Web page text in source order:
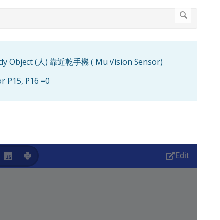
Object (人) 靠近乾手機 ( Mu Vision Sensor)
P15, P16 =0